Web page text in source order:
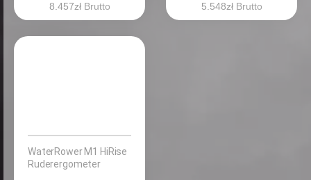
8.457zł Brutto 5.548zł Brutto
WaterRower M1 HiRise
Ruderergometer